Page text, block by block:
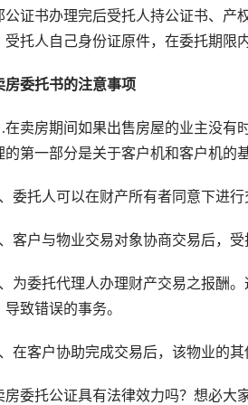
书办理完后受托人持公证书、产权
受托人自己身份证原件，在委托期限
委托书的注意事项
房期间如果出售房屋的业主没有
的第一部分是关于客户机和客户机的
托人可以在财产所有者同意下进行
户与物业交易对象协商交易后，受
委托代理人办理财产交易之报酬。
致错误的事务。
客户协助完成交易后，该物业的其
托公证具有法律效力吗？想必大家